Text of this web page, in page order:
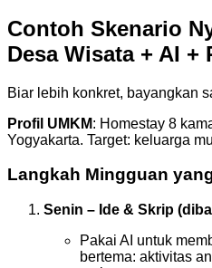
Contoh Skenario
Desa Wisata + AI +
Biar lebih konkret, bayangkan
Profil UMKM: Homestay 8
Yogyakarta. Target: keluarga
Langkah Mingguan
Senin – Ide & Skrip
Pakai AI untuk
bertema: aktivitas